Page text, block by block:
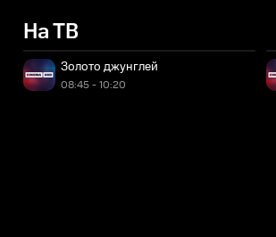
На ТВ
Золото джунглей
08:45 - 10:20